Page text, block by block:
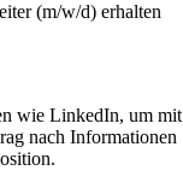
(m/w/d) erhalten
wie LinkedIn, um mit
nach Informationen